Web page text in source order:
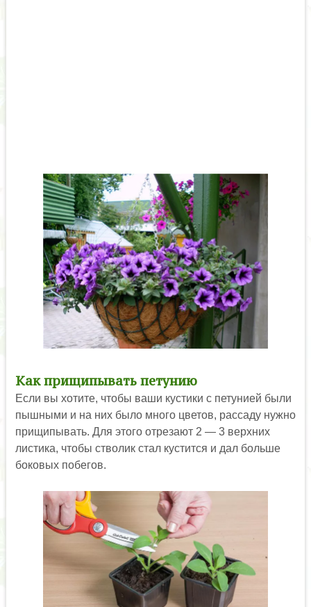
Как прищипывать петунию
Если вы хотите, чтобы ваши кустики с петунией были
пышными и на них было много цветов, рассаду нужно
прищипывать. Для этого отрезают 2 — 3 верхних
листика, чтобы стволик стал кустится и дал больше
боковых побегов.